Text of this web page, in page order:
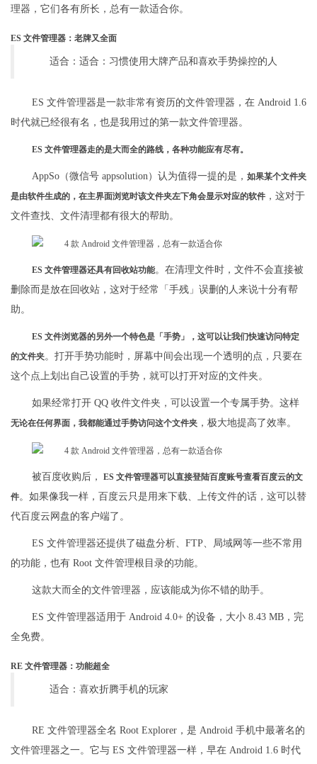
理器，它们各有所长，总有一款适合你。
ES 文件管理器：老牌又全面
适合：适合：习惯使用大牌产品和喜欢手势操控的人
ES 文件管理器是一款非常有资历的文件管理器，在 Android 1.6
时代就已经很有名，也是我用过的第一款文件管理器。
ES 文件管理器走的是大而全的路线，各种功能应有尽有。
AppSo（微信号 appsolution）认为值得一提的是， 如果某个文件夹
是由软件生成的，在主界面浏览时该文件夹左下角会显示对应的软件 ，这对于
文件查找、文件清理都有很大的帮助。
ES 文件管理器还具有回收站功能。在清理文件时，文件不会直接被
删除而是放在回收站，这对于经常「手残」误删的人来说十分有帮
助。
ES 文件浏览器的另外一个特色是「手势」，这可以让我们快速访问特定
的文件夹。打开手势功能时，屏幕中间会出现一个透明的点，只要在
这个点上划出自己设置的手势，就可以打开对应的文件夹。
如果经常打开 QQ 收件文件夹，可以设置一个专属手势。这样
无论在任何界面，我都能通过手势访问这个文件夹 ，极大地提高了效率。
被百度收购后，
ES 文件管理器可以直接登陆百度账号查看百度云的文
件。如果像我一样，百度云只是用来下载、上传文件的话，这可以替
代百度云网盘的客户端了。
ES 文件管理器还提供了磁盘分析、FTP、局域网等一些不常用
的功能，也有 Root 文件管理根目录的功能。
这款大而全的文件管理器，应该能成为你不错的助手。
ES 文件管理器适用于 Android 4.0+ 的设备，大小 8.43 MB，完
全免费。
RE 文件管理器：功能超全
适合：喜欢折腾手机的玩家
RE 文件管理器全名 Root Explorer，是 Android 手机中最著名的
文件管理器之一。它与 ES 文件管理器一样，早在 Android 1.6 时代